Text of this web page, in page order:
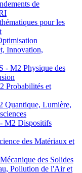
de
pour les
Innovation,
- M2 Physique des
Probabilités et
Lumière,
Dispositifs
des Matériaux et
des Solides
Pollution de l'Air et